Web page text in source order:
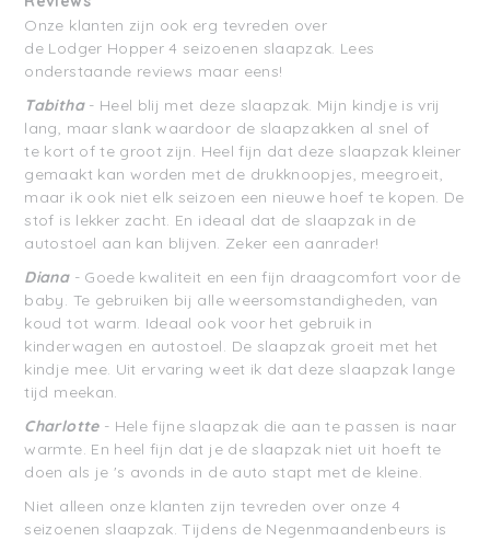
Onze klanten zijn ook erg tevreden over
de Lodger Hopper 4 seizoenen slaapzak. Lees
onderstaande reviews maar eens!
Tabitha- Heel blij met deze slaapzak. Mijn kindje is vrij
lang, maar slank waardoor de slaapzakken al snel of
te kort of te groot zijn. Heel fijn dat deze slaapzak kleiner
gemaakt kan worden met de drukknoopjes, meegroeit,
maar ik ook niet elk seizoen een nieuwe hoef te kopen. De
stof is lekker zacht. En ideaal dat de slaapzak in de
autostoel aan kan blijven. Zeker een aanrader!
Diana-Goede kwaliteit en een fijn draagcomfort voor de
baby. Te gebruiken bij alle weersomstandigheden, van
koud tot warm. Ideaal ook voor het gebruik in
kinderwagen en autostoel. De slaapzak groeit met het
kindje mee. Uit ervaring weet ik dat deze slaapzak lange
tijd meekan.
Charlotte- Hele fijne slaapzak die aan te passen is naar
warmte. En heel fijn dat je de slaapzak niet uit hoeft te
doen als je 's avonds in de auto stapt met de kleine.
Niet alleen onze klanten zijn tevreden over onze 4
seizoenen slaapzak. Tijdens de Negenmaandenbeurs is